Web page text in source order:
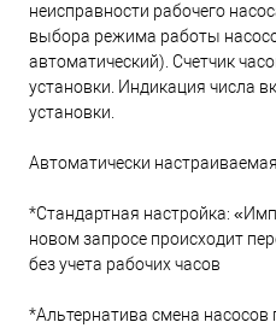
неисправности рабочего
выбора режима работы
автоматический). Счетчик
установки. Индикация числа
установки.
Автоматически
*Стандартная настройка:
новом запросе происходит
без учета рабочих часов
*Альтернатива смена насосов